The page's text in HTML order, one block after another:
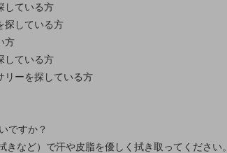
している方
探している方
方
している方
リーを探している方
ですか？
など）で汗や皮脂を優しく拭き取ってください。